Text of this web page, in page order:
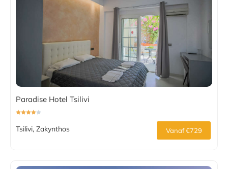
Paradise Hotel Tsilivi
Tsilivi, Zakynthos Vanaf €729